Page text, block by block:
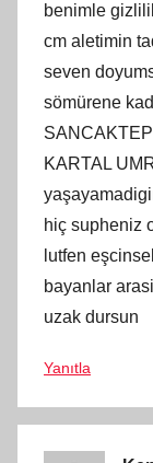
benimle
cm aletimin
seven
sömürene
KARTAL
hiç supheniz
lutfen
bayanlar
uzak dursun
Yanıtla